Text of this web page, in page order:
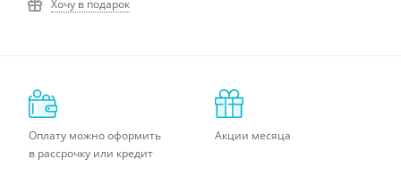
Хочу в подарок
Оплату можно оформить
в рассрочку или кредит
Акции месяца